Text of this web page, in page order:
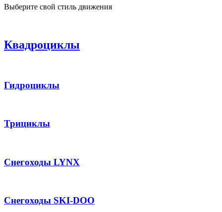
Выберите свой стиль движения
Квадроциклы
Гидроциклы
Трициклы
Снегоходы LYNX
Снегоходы SKI-DOO